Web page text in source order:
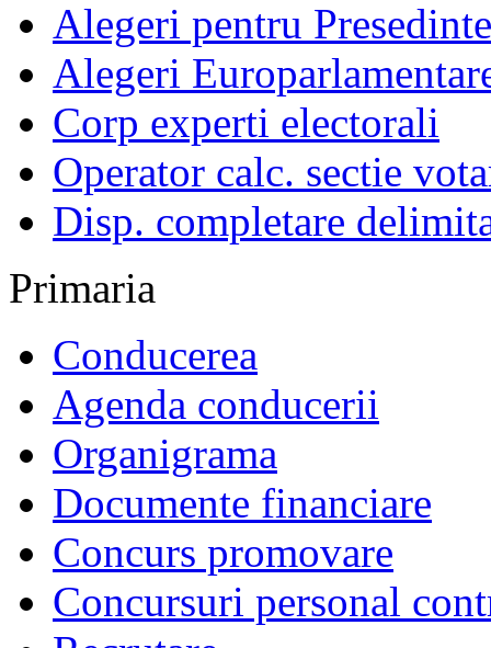
Alegeri pentru
Alegeri
Corp experti electorali
Operator calc. sectie
Disp. completare
Primaria
Conducerea
Agenda conducerii
Organigrama
Documente financiare
Concurs promovare
Concursuri personal